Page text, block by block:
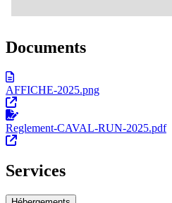
Documents
AFFICHE-2025.png
Reglement-CAVAL-RUN-2025.pdf
Services